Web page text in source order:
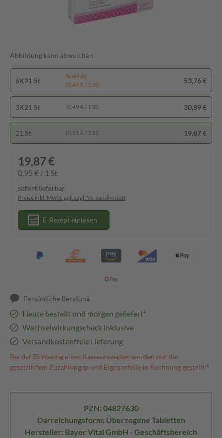
Abbildung kann abweichen
6X21 St
Spartipp
(0,43 € / 1 St)
53,76 €
3X21 St (0,49 € / 1 St) 30,89 €
21 St (0,95 € / 1 St) 19,87 €
19,87 €
0,95 € / 1 St
sofort lieferbar
Preise inkl. MwSt. ggf. zzgl. Versandkosten
E-Rezept einlösen
Persönliche Beratung
Heute bestellt und morgen geliefert³
Wechselwirkungscheck inklusive
Versandkostenfreie Lieferung
Bei der Einlösung eines Kassenrezeptes werden nur die
gesetzlichen Zuzahlungen und Eigenanteile in Rechnung gestellt.⁴
PZN: 04827630
Darreichungsform: Überzogene Tabletten
Hersteller: Bayer Vital GmbH - Geschäftsbereich